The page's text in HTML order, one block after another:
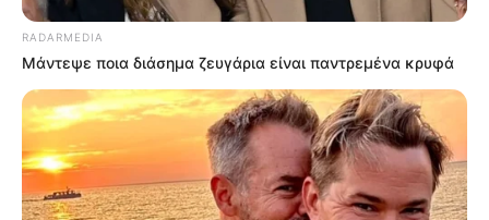
RADARMEDIA
Μάντεψε ποια διάσημα ζευγάρια είναι παντρεμένα κρυφά